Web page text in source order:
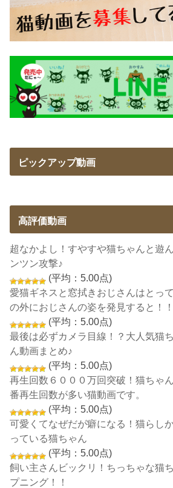
ピックアップ動画
高評価動画
超なかよし！すやすや猫ちゃんと遊
ンツン攻撃♪
(平均：5.00点)
愛猫ギネスと窓拭きおじさんはとっ
の外におじさんの姿を発見すると！！
(平均：5.00点)
最後は必ずカメラ目線！？大人気猫
ん動画まとめ♪
(平均：5.00点)
再生回数６０００万回突破！猫ちゃ
番再生回数が多い猫動画です。
(平均：5.00点)
可愛くてなぜだが癖になる！猫らし
っている猫ちゃん
(平均：5.00点)
飼い主さんビックリ！ちっちゃな猫
プニング！！